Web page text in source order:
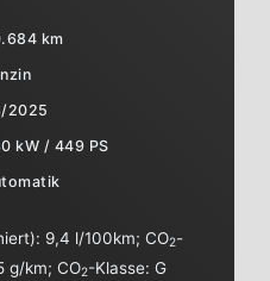
km
2025
kW / 449 PS
9,4 l/100km;CO2-
g/km;CO2-Klasse:G